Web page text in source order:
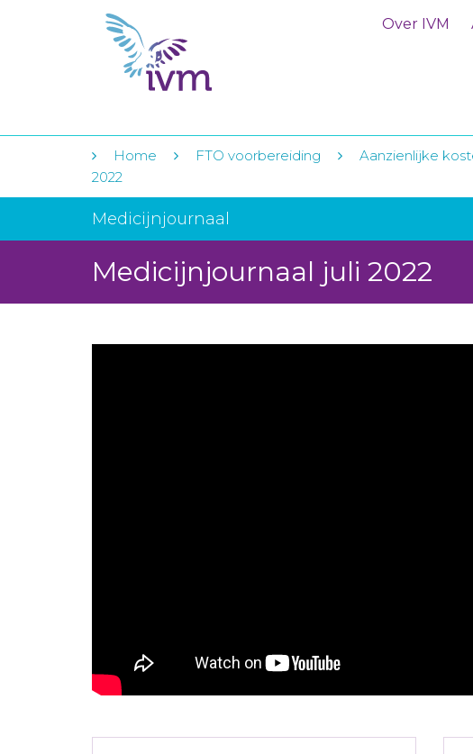
Over IVM
Home FTO voorbereiding Aanzienlijke
2022
Medicijnjournaal
Medicijnjournaal juli 2022